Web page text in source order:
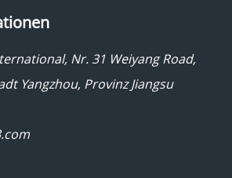
Nr. 31 Weiyang Road,
Yangzhou, Provinz Jiangsu